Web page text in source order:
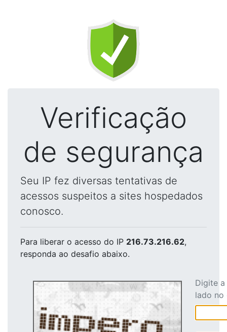
Verificação
de segurança
Seu IP fez diversas tentativas de
acessos suspeitos a sites hospedados
conosco.
Para liberar o acesso do IP 216.73.216.62,
responda ao desafio abaixo.
Digite
lado no